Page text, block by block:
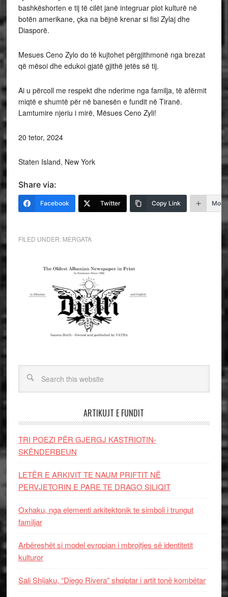
bashkëshorten e tij të cilët janë integruar plot kulturë në
botën amerikane, çka na bëjnë krenar si fisi Zylaj dhe
Diasporë.
Mesues Ceno Zylo do të kujtohet përgjithmonë nga brezat
që mësoi dhe edukoi gjatë gjithë jetës së tij.
Ai u përcoll me respekt dhe nderime nga familja, të afërmit
miqtë e shumtë për në banesën e fundit në Tiranë.
Lamtumire njeriu i mirë, Mësues Ceno Zyli!
20 tetor, 2024
Staten Island, New York
Share via:
Facebook Twitter Copy Link More
FILED UNDER: MERGATA
ARTIKUJT E FUNDIT
TRI POEZI PËR GJERGJ KASTRIOTIN-
SKËNDERBEUN
LETËR E ARKIVIT TE NAUM PRIFTIT NË
PERVJETORIN E PARE TE DRAGO SILIQIT
Oxhaku, nga elementi arkitektonik te simboli i trungut
familjar
Arbëreshët si model evropian i mbrojtjes së identitetit
kulturor
Sali Shijaku, “Diego Rivera” shqiptar i artit tonë kombëtar